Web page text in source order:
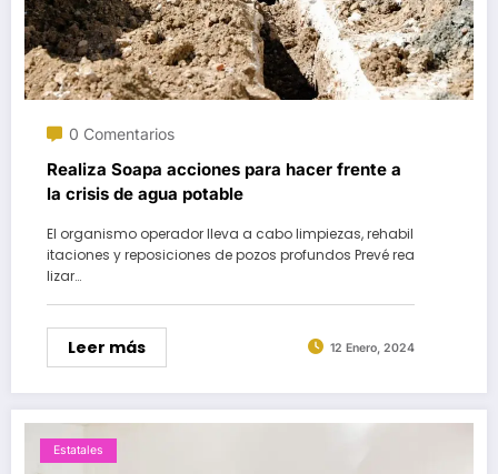
0 Comentarios
Realiza Soapa acciones para hacer frente a
la crisis de agua potable
El organismo operador lleva a cabo limpiezas, rehabil
itaciones y reposiciones de pozos profundos Prevé rea
lizar…
Leer más 12 Enero, 2024
Estatales